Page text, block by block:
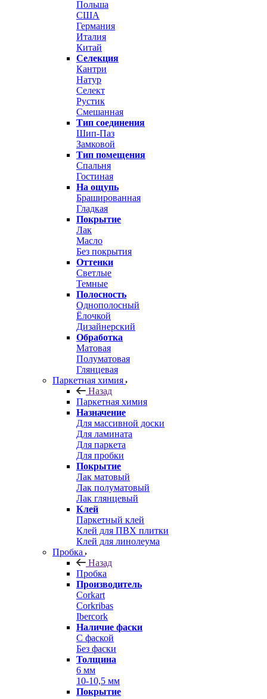
Польша
США
Германия
Италия
Китай
Селекция
Кантри
Натур
Селект
Рустик
Смешанная
Тип соединения
Шип-Паз
Замковой
Тип помещения
Спальня
Гостиная
На ощупь
Брашированная
Гладкая
Покрытие
Лак
Масло
Без покрытия
Оттенки
Светлые
Темные
Полосность
Однополосный
Ёлочкой
Дизайнерский
Обработка
Матовая
Полуматовая
Глянцевая
Паркетная химия
Назад
Паркетная химия
Назначение
Для массивной доски
Для ламината
Для паркета
Для пробки
Покрытие
Лак матовый
Лак полуматовый
Лак глянцевый
Клей
Паркетный клей
Клей для ПВХ плитки
Клей для линолеума
Пробка
Назад
Пробка
Производитель
Corkart
Corkribas
Ibercork
Наличие фаски
С фаской
Без фаски
Толщина
6 мм
10-10,5 мм
Покрытие